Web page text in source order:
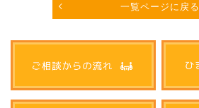
一覧ページに戻る